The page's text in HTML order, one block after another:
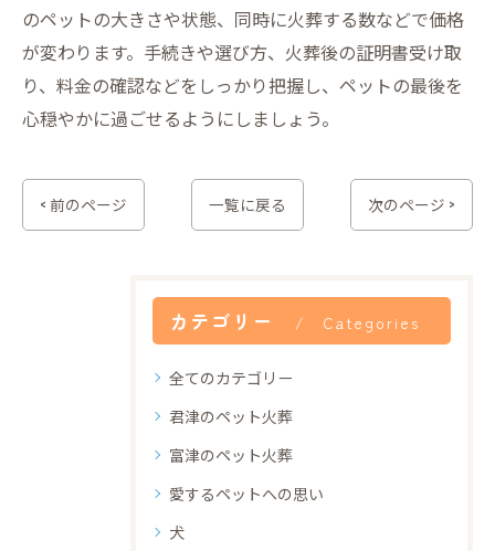
のペットの大きさや状態、同時に火葬する数などで価格
が変わります。手続きや選び方、火葬後の証明書受け取
り、料金の確認などをしっかり把握し、ペットの最後を
心穏やかに過ごせるようにしましょう。
< 前のページ 一覧に戻る 次のページ >
カテゴリー Categories
全てのカテゴリー
君津のペット火葬
富津のペット火葬
愛するペットへの思い
犬